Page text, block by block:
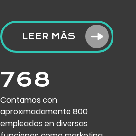
LEER MÁS
800
Contamos con
aproximadamente 800
empleados en diversas